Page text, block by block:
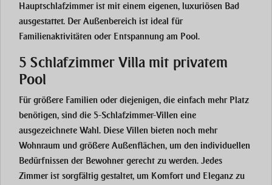
Hauptschlafzimmer ist mit einem eigenen, luxuriösen Bad
ausgestattet. Der Außenbereich ist ideal für
Familienaktivitäten oder Entspannung am Pool.
5 Schlafzimmer Villa mit privatem
Pool
Für größere Familien oder diejenigen, die einfach mehr Platz
benötigen, sind die 5-Schlafzimmer-Villen eine
ausgezeichnete Wahl. Diese Villen bieten noch mehr
Wohnraum und größere Außenflächen, um den individuellen
Bedürfnissen der Bewohner gerecht zu werden. Jedes
Zimmer ist sorgfältig gestaltet, um Komfort und Eleganz zu